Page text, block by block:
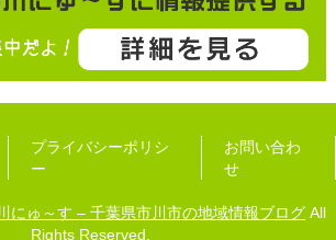
プライバシーポリシ
ー
お問い合わ
せ
にゅ～す – 千葉県市川市の地域情報ブログ All
Rights Reserved.